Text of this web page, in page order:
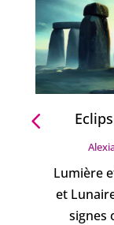
Lumière
et
signes